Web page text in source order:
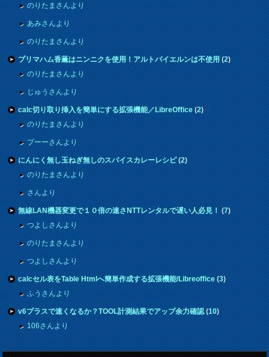
のりたまさんより
あみさんより
のりたまさんより
プリマハム香薫はニンニクを使用！アルトバイエルンは不使用(2)
のりたまさんより
じゅうさんより
calc切り取り挿入を簡単にする拡張機能／LibreOffice(2)
のりたまさんより
プーーさんより
にんにく無し玉ねぎ無しのスパイスカレーレシピ(2)
のりたまさんより
さんより
無線LAN機器変更で１０倍の速さNTTレンタルで遅い人必見！(7)
つよしさんより
のりたまさんより
つよしさんより
calcセル表をTable Htmlへ簡単作成する拡張機能/Libreoffice(3)
ふうさんより
v6プラスで速くなるか？TOOL計測結果でアップ余力確認(10)
106さんより